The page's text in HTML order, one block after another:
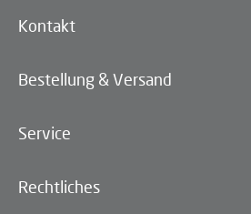
Kontakt
Bestellung & Versand
Service
Rechtliches